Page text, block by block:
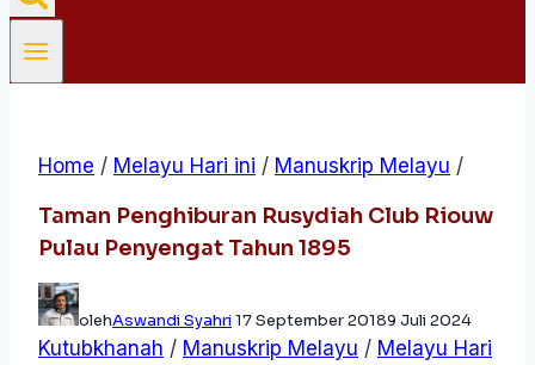
Home / Melayu Hari ini / Manuskrip Melayu /
Taman Penghiburan Rusydiah Club Riouw
Pulau Penyengat Tahun 1895
olehAswandi Syahri 17 September 20189 Juli 2024
Kutubkhanah / Manuskrip Melayu / Melayu Hari